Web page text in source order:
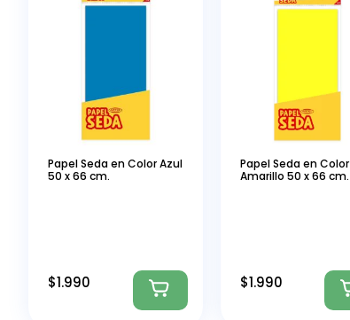
Papel Seda en Color Azul
50 x 66 cm.
$1.990
Papel Seda en Color
Amarillo 50 x 66 cm.
$1.990